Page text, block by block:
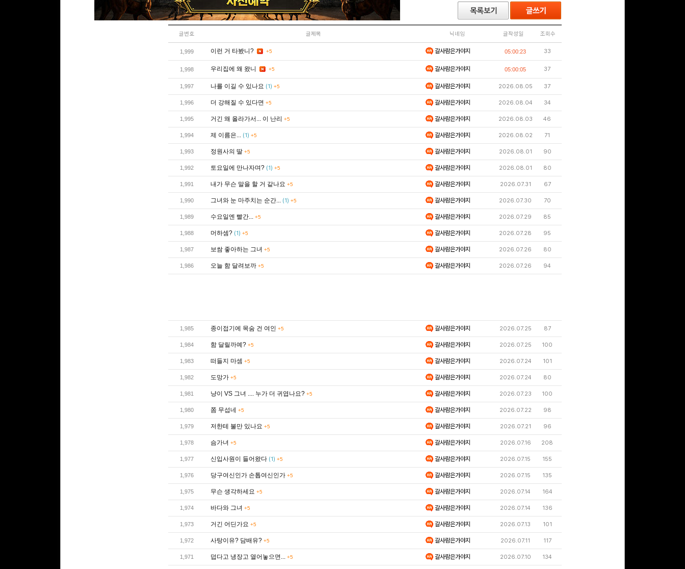
글번호 글제목 닉네임 글작성일 조회수
1,999 이런 거 타봤니? +5 갈사람은가야지 05:00:23 33
1,998 우리집에 왜 왔니 +5 갈사람은가야지 05:00:05 37
1,997 나를 이길 수 있나요 (1) +5 갈사람은가야지 2026.08.05 37
1,996 더 강해질 수 있다면 +5 갈사람은가야지 2026.08.04 34
1,995 거긴 왜 올라가서... 이 난리 +5 갈사람은가야지 2026.08.03 46
1,994 제 이름은... (1) +5 갈사람은가야지 2026.08.02 71
1,993 정원사의 딸 +5 갈사람은가야지 2026.08.01 90
1,992 토요일에 만나자며? (1) +5 갈사람은가야지 2026.08.01 80
1,991 내가 무슨 말을 할 거 같나요 +5 갈사람은가야지 2026.07.31 67
1,990 그녀와 눈 마주치는 순간... (1) +5 갈사람은가야지 2026.07.30 70
1,989 수요일엔 빨간... +5 갈사람은가야지 2026.07.29 85
1,988 머하셈? (1) +5 갈사람은가야지 2026.07.28 95
1,987 보쌈 좋아하는 그녀 +5 갈사람은가야지 2026.07.26 80
1,986 오늘 함 달려보까 +5 갈사람은가야지 2026.07.26 94
1,985 종이접기에 목숨 건 여인 +5 갈사람은가야지 2026.07.25 87
1,984 함 달릴까예? +5 갈사람은가야지 2026.07.25 100
1,983 떠들지 마셈 +5 갈사람은가야지 2026.07.24 101
1,982 도망가 +5 갈사람은가야지 2026.07.24 80
1,981 냥이 VS 그녀 .... 누가 더 귀엽나요? +5 갈사람은가야지 2026.07.23 100
1,980 쫌 무섭네 +5 갈사람은가야지 2026.07.22 98
1,979 저한테 불만 있나요 +5 갈사람은가야지 2026.07.21 96
1,978 슴가녀 +5 갈사람은가야지 2026.07.16 208
1,977 신입사원이 들어왔다 (1) +5 갈사람은가야지 2026.07.15 155
1,976 당구여신인가 손톱여신인가 +5 갈사람은가야지 2026.07.15 135
1,975 무슨 생각하세요 +5 갈사람은가야지 2026.07.14 164
1,974 바다와 그녀 +5 갈사람은가야지 2026.07.14 136
1,973 거긴 어딘가요 +5 갈사람은가야지 2026.07.13 101
1,972 사탕이유? 담배유? +5 갈사람은가야지 2026.07.11 117
1,971 덥다고 냉장고 열어놓으면... +5 갈사람은가야지 2026.07.10 134